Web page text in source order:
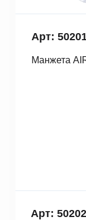
Арт:
Манжета
Арт: 50202